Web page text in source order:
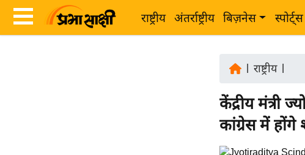
राष्ट्रीय अंतर्राष्ट्रीय बिज़नेस स्पोर्ट्स
राष्ट्रीय|
केंद्रीय मंत्री
कांग्रेस में होंगे